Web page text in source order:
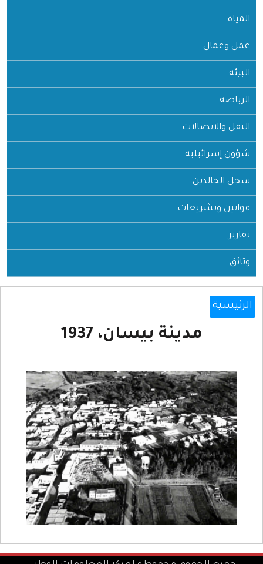
المياه
عمل وعمال
البيئة
الرياضة
النقل والاتصالات
شؤون إسرائيلية
سجل الخالدين
قوانين وتشريعات
تقارير
وثائق
الرئيسية
مدينة بيسان، 1937